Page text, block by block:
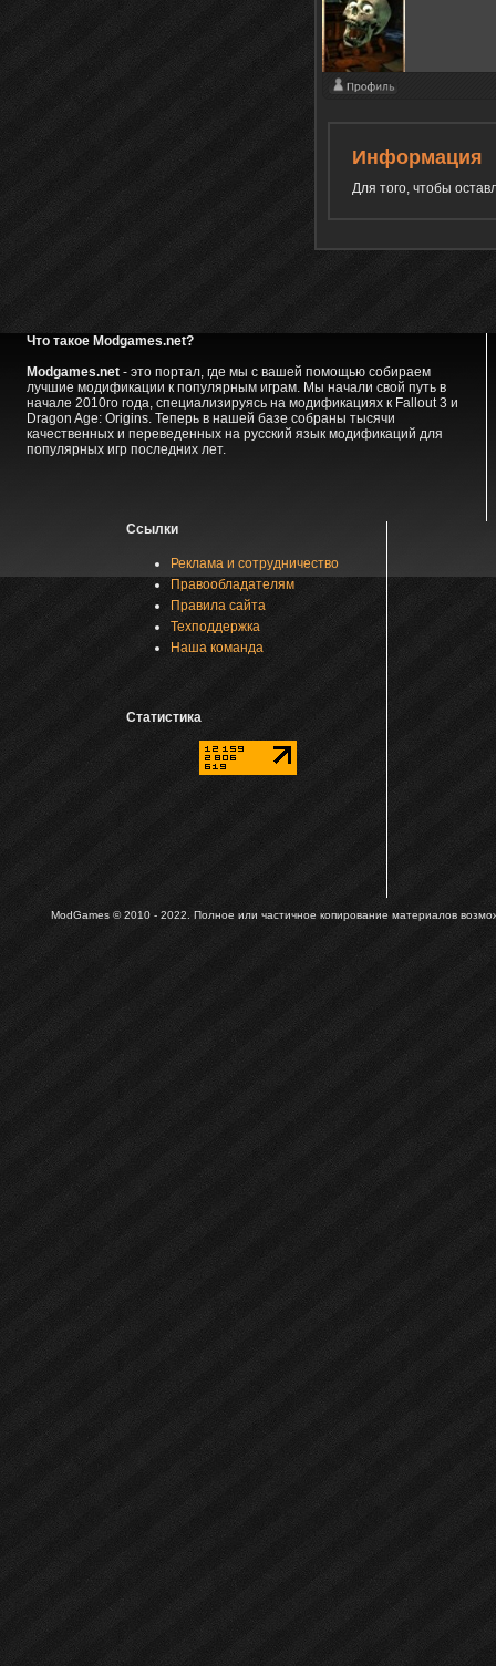
Информация
Для того, чтобы
Что такое Modgames.net?
Modgames.net- это портал, где мы с вашей помощью собираем
лучшие модификации к популярным играм. Мы начали свой путь в
начале 2010го года, специализируясь на модификациях к Fallout 3 и
Dragon Age: Origins. Теперь в нашей базе собраны тысячи
качественных и переведенных на русский язык модификаций для
популярных игр последних лет.
Ссылки
Реклама и сотрудничество
Правообладателям
Правила сайта
Техподдержка
Наша команда
Статистика
ModGames © 2010 - 2022. Полное или частичное копирование материалов